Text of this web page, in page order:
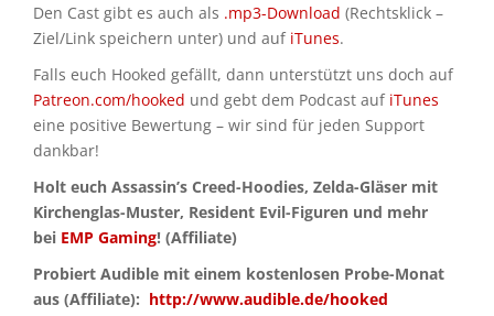
Den Cast gibt es auch als .mp3-Download (Rechtsklick –
Ziel/Link speichern unter) und auf iTunes.
Falls euch Hooked gefällt, dann unterstützt uns doch auf
Patreon.com/hooked und gebt dem Podcast auf iTunes
eine positive Bewertung – wir sind für jeden Support
dankbar!
Holt euch Assassin’s Creed-Hoodies, Zelda-Gläser mit
Kirchenglas-Muster, Resident Evil-Figuren und mehr
bei EMP Gaming! (Affiliate)
Probiert Audible mit einem kostenlosen Probe-Monat
aus (Affiliate): http://www.audible.de/hooked